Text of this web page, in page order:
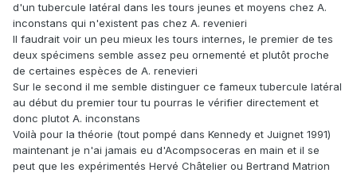
d'un tubercule latéral dans les tours jeunes et moyens chez A.
inconstans qui n'existent pas chez A. revenieri
Il faudrait voir un peu mieux les tours internes, le premier de tes
deux spécimens semble assez peu ornementé et plutôt proche
de certaines espèces de A. renevieri
Sur le second il me semble distinguer ce fameux tubercule latéral
au début du premier tour tu pourras le vérifier directement et
donc plutot A. inconstans
Voilà pour la théorie (tout pompé dans Kennedy et Juignet 1991)
maintenant je n'ai jamais eu d'Acompsoceras en main et il se
peut que les expérimentés Hervé Châtelier ou Bertrand Matrion